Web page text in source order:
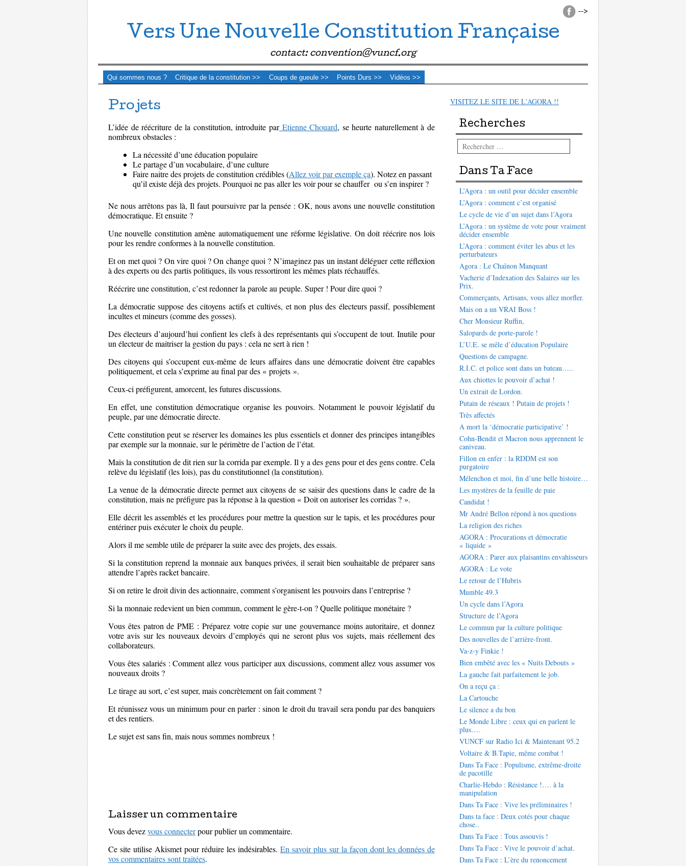
Vers Une Nouvelle Constitution Française
contact: convention@vuncf.org
Menu ☰
Passer directement au contenu
Qui sommes nous ? Critique de la constitution >> Coups de gueule >> Points Durs >> Vidéos >>
-->
Projets
L’idée de réécriture de la constitution, introduite parEtienne Chouard, se heurte naturellement à de
nombreux obstacles :
La nécessité d’une éducation populaire
Le partage d’un vocabulaire, d’une culture
Faire naitre des projets de constitution crédibles (Allez voir par exemple ça). Notez en passant
qu’il existe déjà des projets. Pourquoi ne pas aller les voir pour se chauffer ou s’en inspirer ?
Ne nous arrêtons pas là, Il faut poursuivre par la pensée : OK, nous avons une nouvelle constitution
démocratique. Et ensuite ?
Une nouvelle constitution amène automatiquement une réforme législative. On doit réécrire nos lois
pour les rendre conformes à la nouvelle constitution.
Et on met quoi ? On vire quoi ? On change quoi ? N’imaginez pas un instant déléguer cette réflexion
à des experts ou des partis politiques, ils vous ressortiront les mêmes plats réchauffés.
Réécrire une constitution, c’est redonner la parole au peuple. Super ! Pour dire quoi ?
La démocratie suppose des citoyens actifs et cultivés, et non plus des électeurs passif, possiblement
incultes et mineurs (comme des gosses).
Des électeurs d’aujourd’hui confient les clefs à des représentants qui s’occupent de tout. Inutile pour
un électeur de maitriser la gestion du pays : cela ne sert à rien !
Des citoyens qui s’occupent eux-même de leurs affaires dans une démocratie doivent être capables
politiquement, et cela s’exprime au final par des « projets ».
Ceux-ci préfigurent, amorcent, les futures discussions.
En effet, une constitution démocratique organise les pouvoirs. Notamment le pouvoir législatif du
peuple, par une démocratie directe.
Cette constitution peut se réserver les domaines les plus essentiels et donner des principes intangibles
par exemple sur la monnaie, sur le périmètre de l’action de l’état.
Mais la constitution de dit rien sur la corrida par exemple. Il y a des gens pour et des gens contre. Cela
relève du législatif (les lois), pas du constitutionnel (la constitution).
La venue de la démocratie directe permet aux citoyens de se saisir des questions dans le cadre de la
constitution, mais ne préfigure pas la réponse à la question « Doit on autoriser les corridas ? ».
Elle décrit les assemblés et les procédures pour mettre la question sur le tapis, et les procédures pour
entériner puis exécuter le choix du peuple.
Alors il me semble utile de préparer la suite avec des projets, des essais.
Si la constitution reprend la monnaie aux banques privées, il serait bien souhaitable de préparer sans
attendre l’après racket bancaire.
Si on retire le droit divin des actionnaire, comment s’organisent les pouvoirs dans l’entreprise ?
Si la monnaie redevient un bien commun, comment le gère-t-on ? Quelle politique monétaire ?
Vous êtes patron de PME : Préparez votre copie sur une gouvernance moins autoritaire, et donnez
votre avis sur les nouveaux devoirs d’employés qui ne seront plus vos sujets, mais réellement des
collaborateurs.
Vous êtes salariés : Comment allez vous participer aux discussions, comment allez vous assumer vos
nouveaux droits ?
Le tirage au sort, c’est super, mais concrètement on fait comment ?
Et réunissez vous un minimum pour en parler : sinon le droit du travail sera pondu par des banquiers
et des rentiers.
Le sujet est sans fin, mais nous sommes nombreux !
Laisser un commentaire
Vous devezvous connecterpour publier un commentaire.
Ce site utilise Akismet pour réduire les indésirables. En savoir plus sur la façon dont les données de
vos commentaires sont traitées.
VISITEZ LE SITE DE L'AGORA !!
Recherches
Rechercher
Dans Ta Face
L’Agora : un outil pour décider ensemble
L’Agora : comment c’est organisé
Le cycle de vie d’un sujet dans l’Agora
L’Agora : un système de vote pour vraiment
décider ensemble
L’Agora : comment éviter les abus et les
perturbateurs
Agora : Le Chaînon Manquant
Vacherie d’Indexation des Salaires sur les
Prix.
Commerçants, Artisans, vous allez morfler.
Mais on a un VRAI Boss !
Cher Monsieur Ruffin,
Salopards de porte-parole !
L’U.E. se mêle d’éducation Populaire
Questions de campagne.
R.I.C. et police sont dans un bateau…..
Aux chiottes le pouvoir d’achat !
Un extrait de Lordon.
Putain de réseaux ! Putain de projets !
Très affectés
A mort la ‘démocratie participative’ !
Cohn-Bendit et Macron nous apprennent le
caniveau.
Fillon en enfer : la RDDM est son
purgatoire
Mélenchon et moi, fin d’une belle histoire…
Les mystères de la feuille de paie
Candidat !
Mr André Bellon répond à nos questions
La religion des riches
AGORA : Procurations et démocratie
« liquide »
AGORA : Parer aux plaisantins envahisseurs
AGORA : Le vote
Le retour de l’Hubris
Mumble 49.3
Un cycle dans l’Agora
Structure de l’Agora
Le commun par la culture politique
Des nouvelles de l’arrière-front.
Va-z-y Finkie !
Bien embêté avec les « Nuits Debouts »
La gauche fait parfaitement le job.
On a reçu ça :
La Cartouche
Le silence a du bon
Le Monde Libre : ceux qui en parlent le
plus….
VUNCF sur Radio Ici & Maintenant 95.2
Voltaire & B.Tapie, même combat !
Dans Ta Face : Populisme, extrême-droite
de pacotille
Charlie-Hebdo : Résistance !…. à la
manipulation
Dans Ta Face : Vive les préliminaires !
Dans ta face : Deux cotés pour chaque
chose..
Dans Ta Face : Tous assouvis !
Dans Ta Face : Vive le pouvoir d’achat.
Dans Ta Face : L’ère du renoncement